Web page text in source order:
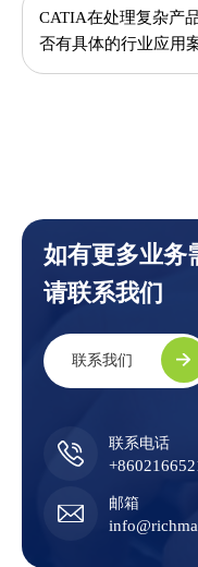
CATIA在处理复杂产
否有具体的行业应用
如有更多业务
请联系我们
联系我们
联系电话
邮箱